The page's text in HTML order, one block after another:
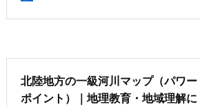
北陸地方の一級河川マップ（パワー
ポイント）｜地理教育・地域理解に